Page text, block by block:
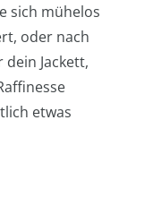
sich mühelos
oder nach
Jackett,
etwas